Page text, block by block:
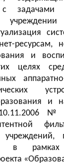
с задачами
ресурсам,
и
целях
и
в рамках